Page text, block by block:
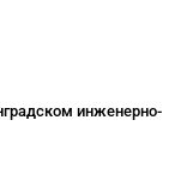
инженерно-